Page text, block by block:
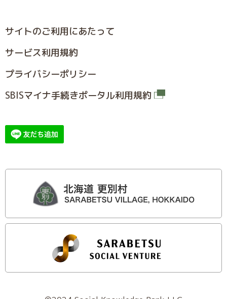
サイトのご利⽤にあたって
サービス利⽤規約
プライバシーポリシー
SBISマイナ⼿続きポータル利⽤規約